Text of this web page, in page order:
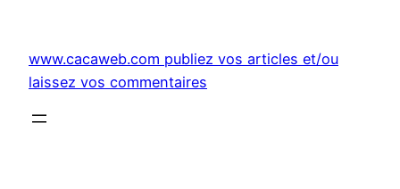
contenu
www.cacaweb.com publiez vos articles et/ou
laissez vos commentaires